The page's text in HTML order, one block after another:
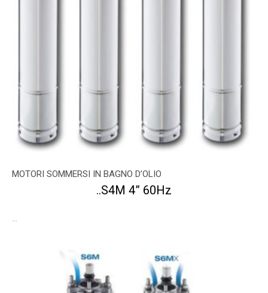
MOTORI SOMMERSI IN BAGNO D’OLIO
..S4M 4” 60Hz